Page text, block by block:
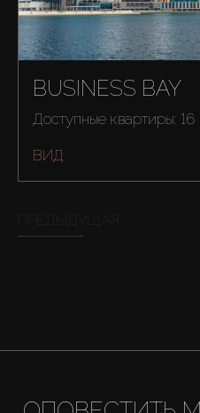
BUSINESS BAY
Доступные квартиры: 16
ВИД